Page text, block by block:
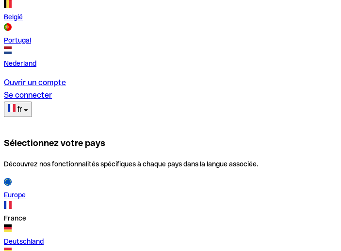
België
Portugal
Nederland
Ouvrir un compte
Se connecter
fr
Sélectionnez votre pays
Découvrez nos fonctionnalités spécifiques à chaque pays dans la langue associée.
Europe
France
Deutschland